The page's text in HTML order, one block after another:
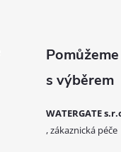
WATERGATE